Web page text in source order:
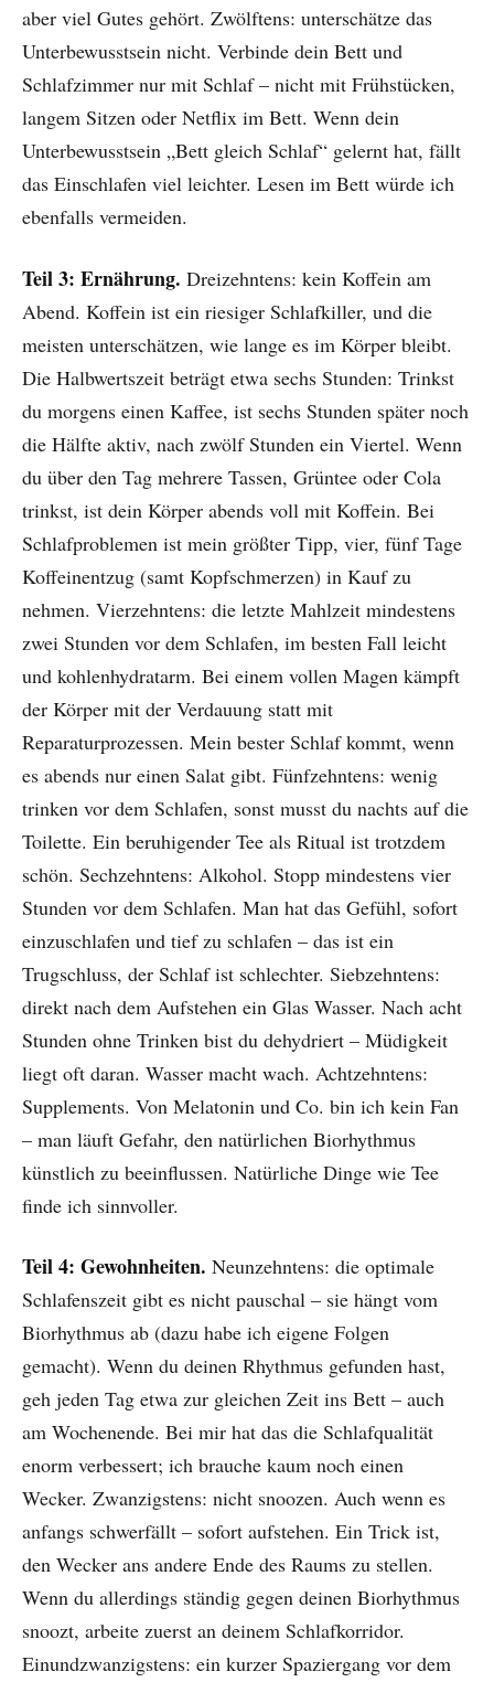
aber viel Gutes gehört. Zwölftens: unterschätze das
Unterbewusstsein nicht. Verbinde dein Bett und
Schlafzimmer nur mit Schlaf – nicht mit Frühstücken,
langem Sitzen oder Netflix im Bett. Wenn dein
Unterbewusstsein „Bett gleich Schlaf“ gelernt hat, fällt
das Einschlafen viel leichter. Lesen im Bett würde ich
ebenfalls vermeiden.
Teil 3: Ernährung. Dreizehntens: kein Koffein am
Abend. Koffein ist ein riesiger Schlafkiller, und die
meisten unterschätzen, wie lange es im Körper bleibt.
Die Halbwertszeit beträgt etwa sechs Stunden: Trinkst
du morgens einen Kaffee, ist sechs Stunden später noch
die Hälfte aktiv, nach zwölf Stunden ein Viertel. Wenn
du über den Tag mehrere Tassen, Grüntee oder Cola
trinkst, ist dein Körper abends voll mit Koffein. Bei
Schlafproblemen ist mein größter Tipp, vier, fünf Tage
Koffeinentzug (samt Kopfschmerzen) in Kauf zu
nehmen. Vierzehntens: die letzte Mahlzeit mindestens
zwei Stunden vor dem Schlafen, im besten Fall leicht
und kohlenhydratarm. Bei einem vollen Magen kämpft
der Körper mit der Verdauung statt mit
Reparaturprozessen. Mein bester Schlaf kommt, wenn
es abends nur einen Salat gibt. Fünfzehntens: wenig
trinken vor dem Schlafen, sonst musst du nachts auf die
Toilette. Ein beruhigender Tee als Ritual ist trotzdem
schön. Sechzehntens: Alkohol. Stopp mindestens vier
Stunden vor dem Schlafen. Man hat das Gefühl, sofort
einzuschlafen und tief zu schlafen – das ist ein
Trugschluss, der Schlaf ist schlechter. Siebzehntens:
direkt nach dem Aufstehen ein Glas Wasser. Nach acht
Stunden ohne Trinken bist du dehydriert – Müdigkeit
liegt oft daran. Wasser macht wach. Achtzehntens:
Supplements. Von Melatonin und Co. bin ich kein Fan
– man läuft Gefahr, den natürlichen Biorhythmus
künstlich zu beeinflussen. Natürliche Dinge wie Tee
finde ich sinnvoller.
Teil 4: Gewohnheiten. Neunzehntens: die optimale
Schlafenszeit gibt es nicht pauschal – sie hängt vom
Biorhythmus ab (dazu habe ich eigene Folgen
gemacht). Wenn du deinen Rhythmus gefunden hast,
geh jeden Tag etwa zur gleichen Zeit ins Bett – auch
am Wochenende. Bei mir hat das die Schlafqualität
enorm verbessert; ich brauche kaum noch einen
Wecker. Zwanzigstens: nicht snoozen. Auch wenn es
anfangs schwerfällt – sofort aufstehen. Ein Trick ist,
den Wecker ans andere Ende des Raums zu stellen.
Wenn du allerdings ständig gegen deinen Biorhythmus
snoozt, arbeite zuerst an deinem Schlafkorridor.
Einundzwanzigstens: ein kurzer Spaziergang vor dem